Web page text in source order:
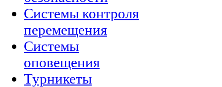
Системы контроля
перемещения
Системы
оповещения
Турникеты